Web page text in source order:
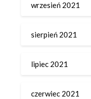
wrzesień 2021
sierpień 2021
lipiec 2021
czerwiec 2021